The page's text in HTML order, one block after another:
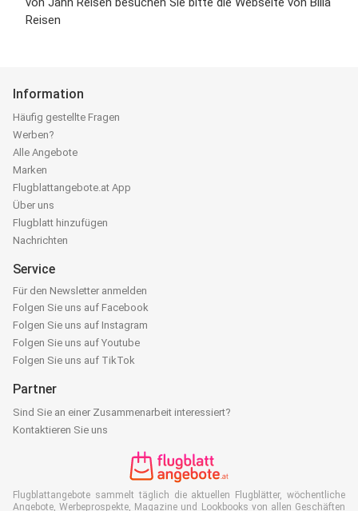
Reisen
Information
Häufig gestellte Fragen
Werben?
Alle Angebote
Marken
Flugblattangebote.at App
Über uns
Flugblatt hinzufügen
Nachrichten
Service
Für den Newsletter anmelden
Folgen Sie uns auf Facebook
Folgen Sie uns auf Instagram
Folgen Sie uns auf Youtube
Folgen Sie uns auf TikTok
Partner
Sind Sie an einer Zusammenarbeit interessiert?
Kontaktieren Sie uns
Flugblattangebote sammelt täglich die aktuellen Flugblätter, wöchentliche
Angebote, Werbeprospekte, Magazine und Lookbooks von allen Geschäften